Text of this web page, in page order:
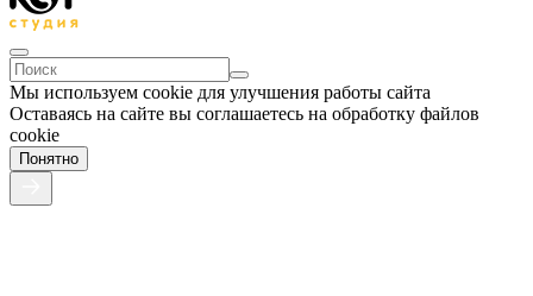
Мы используем cookie для улучшения работы сайта
Оставаясь на сайте вы соглашаетесь на обработку файлов
cookie
Понятно